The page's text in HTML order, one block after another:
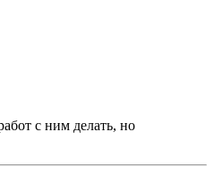
с ним делать, но